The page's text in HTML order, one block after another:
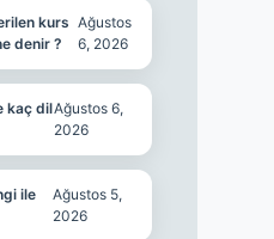
kurs
denir ?
Ağustos
6, 2026
kaç dilAğustos 6,
2026
ile
Ağustos 5,
2026